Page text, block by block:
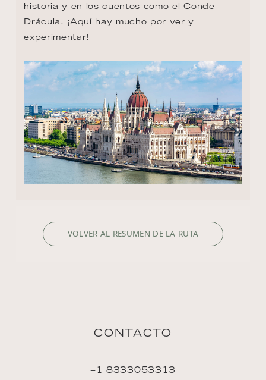
historia y en los cuentos como el Conde
Drácula. ¡Aquí hay mucho por ver y
experimentar!
VOLVER AL RESUMEN DE LA RUTA
CONTACTO
+1 8333053313